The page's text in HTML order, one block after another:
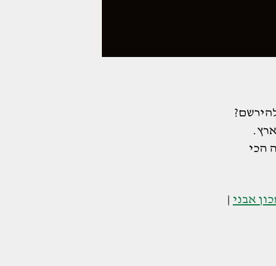
הכי
אבני |